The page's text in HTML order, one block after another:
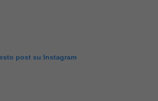
post su Instagram